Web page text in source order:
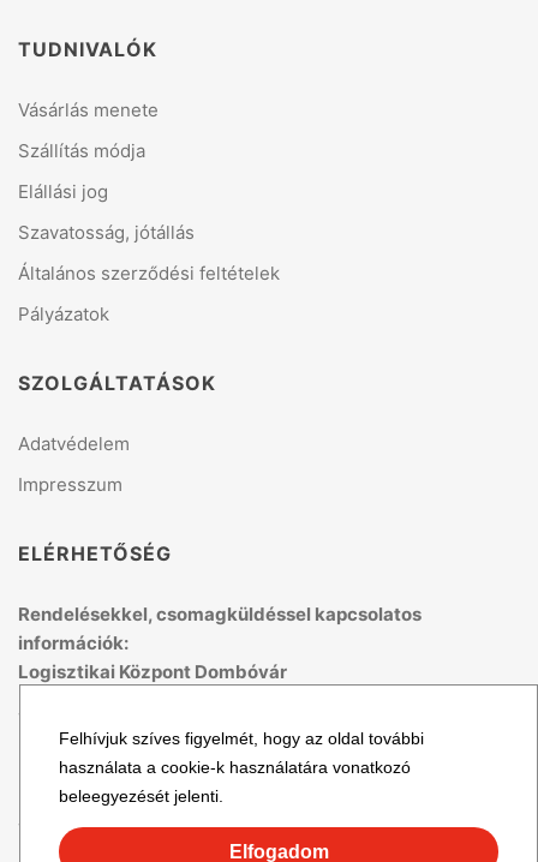
Felhívjuk szíves figyelmét, hogy az oldal további
használata a cookie-k használatára vonatkozó
beleegyezését jelenti.
Elfogadom
TUDNIVALÓK
Vásárlás menete
Szállítás módja
Elállási jog
Szavatosság, jótállás
Általános szerződési feltételek
Pályázatok
SZOLGÁLTATÁSOK
Adatvédelem
Impresszum
ELÉRHETŐSÉG
Rendelésekkel, csomagküldéssel kapcsolatos
információk:
Logisztikai Központ Dombóvár
Telefon: +36 70 679 41 53
(H-P: 8:00 - 15:00)
Email: logisztika@topmix.hu
További cégadatok